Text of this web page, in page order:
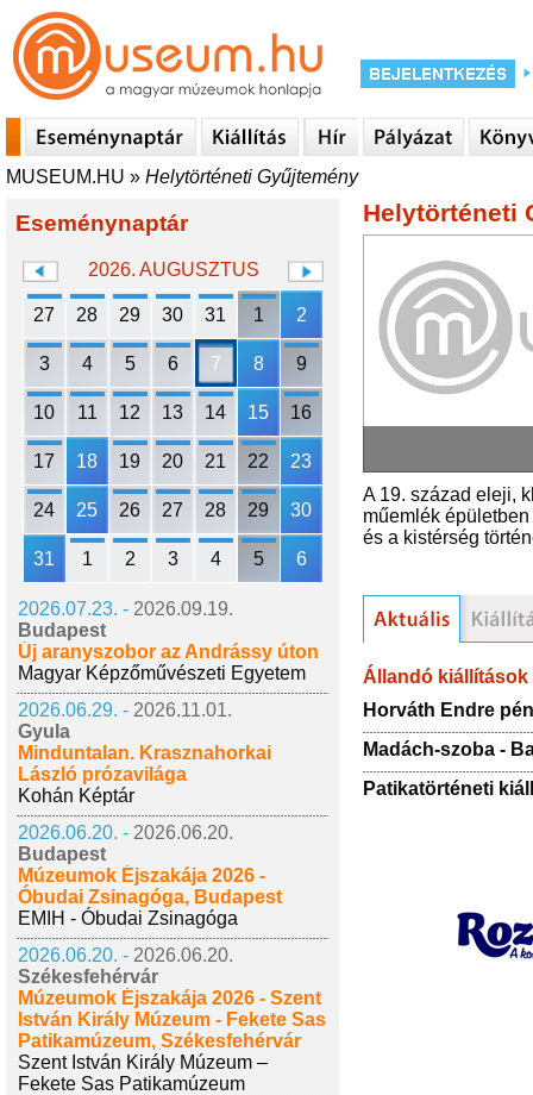
MUSEUM.HU » Helytörténeti Gyűjtemény
Eseménynaptár
2026. AUGUSZTUS
27 28 29 30 31 1 2
3 4 5 6 7 8 9
10 11 12 13 14 15 16
17 18 19 20 21 22 23
24 25 26 27 28 29 30
31 1 2 3 4 5 6
2026.07.23. - 2026.09.19.
Budapest
Új aranyszobor az Andrássy úton
Magyar Képzőművészeti Egyetem
2026.06.29. - 2026.11.01.
Gyula
Minduntalan. Krasznahorkai
László prózavilága
Kohán Képtár
2026.06.20. - 2026.06.20.
Budapest
Múzeumok Éjszakája 2026 -
Óbudai Zsinagóga, Budapest
EMIH - Óbudai Zsinagóga
2026.06.20. - 2026.06.20.
Székesfehérvár
Múzeumok Éjszakája 2026 - Szent
István Király Múzeum - Fekete Sas
Patikamúzeum, Székesfehérvár
Szent István Király Múzeum –
Fekete Sas Patikamúzeum
Helytörténeti
A 19. század eleji,
műemlék
és a kistérség
Állandó kiállítások
Horváth Endre
Madách-szoba -
Patikatörténeti